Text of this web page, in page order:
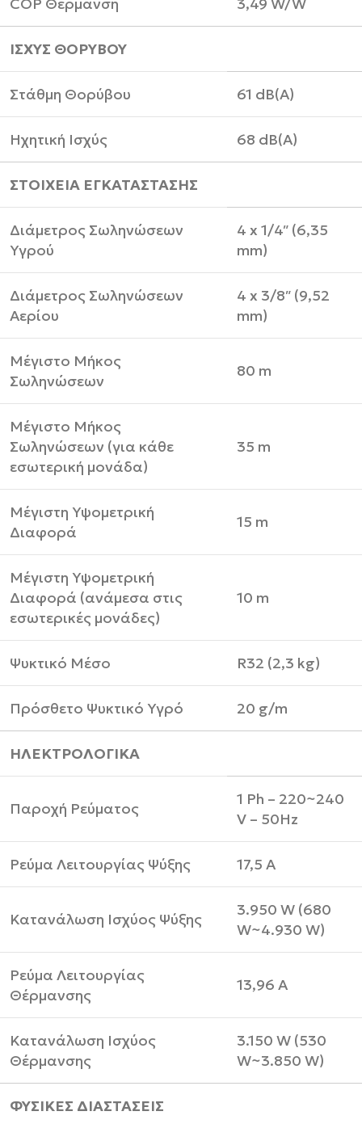
ΙΣΧΥΣ ΘΟΡΥΒΟΥ
Στάθμη Θορύβου 61 dB(A)
Ηχητική Ισχύς 68 dB(A)
ΣΤΟΙΧΕΙΑ ΕΓΚΑΤΑΣΤΑΣΗΣ
Διάμετρος Σωληνώσεων
Υγρού
4 x 1/4″ (6,35
mm)
Διάμετρος Σωληνώσεων
Αερίου
4 x 3/8″ (9,52
mm)
Μέγιστο Μήκος
Σωληνώσεων
80 m
Μέγιστο Μήκος
Σωληνώσεων (για κάθε
εσωτερική μονάδα)
35 m
Μέγιστη Υψομετρική
Διαφορά
15 m
Μέγιστη Υψομετρική
Διαφορά (ανάμεσα στις
εσωτερικές μονάδες)
10 m
Ψυκτικό Μέσο R32 (2,3 kg)
Πρόσθετο Ψυκτικό Υγρό 20 g/m
ΗΛΕΚΤΡΟΛΟΓΙΚΑ
Παροχή Ρεύματος
1 Ph – 220~240
V – 50Hz
Ρεύμα Λειτουργίας Ψύξης 17,5 A
Κατανάλωση Ισχύος Ψύξης
3.950 W (680
W~4.930 W)
Ρεύμα Λειτουργίας
Θέρμανσης
13,96 A
Κατανάλωση Ισχύος
Θέρμανσης
3.150 W (530
W~3.850 W)
ΦΥΣΙΚΕΣ ΔΙΑΣΤΑΣΕΙΣ